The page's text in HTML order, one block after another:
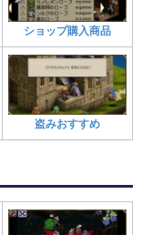
ショップ購入商品
盗みおすすめ